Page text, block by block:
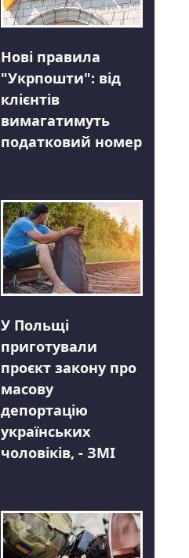
Нові правила
"Укрпошти": від
клієнтів
вимагатимуть
податковий номер
У Польщі
приготували
проєкт закону про
масову
депортацію
українських
чоловіків, - ЗМІ